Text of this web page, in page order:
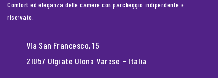
Comfort ed eleganza delle camere con parcheggio indipendente e
riservato.
Via San Francesco, 15
21057 Olgiate Olona Varese – Italia